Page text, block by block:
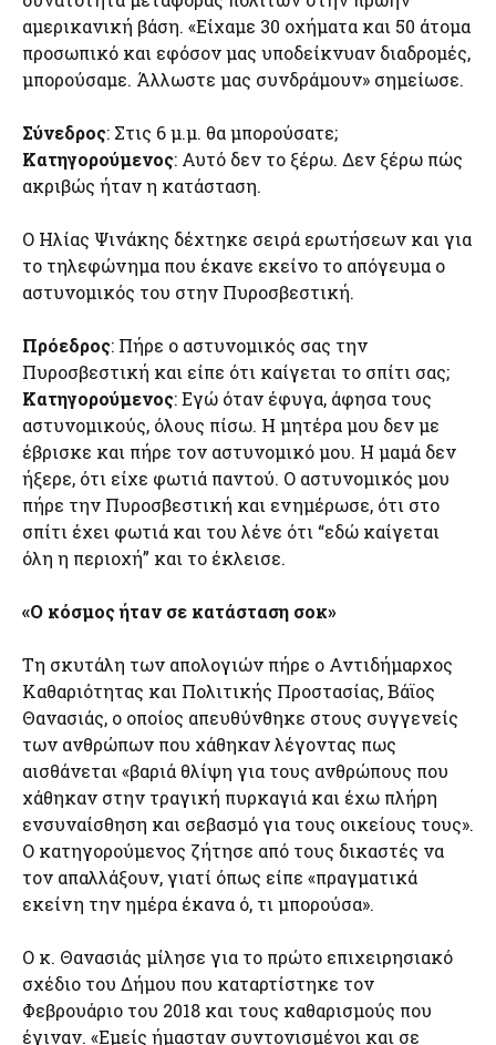
αμερικανική βάση. «Είχαμε 30 οχήματα και 50 άτομα
προσωπικό και εφόσον μας υποδείκνυαν διαδρομές,
μπορούσαμε. Άλλωστε μας συνδράμουν» σημείωσε.
Σύνεδρος: Στις 6 μ.μ. θα μπορούσατε;
Κατηγορούμενος: Αυτό δεν το ξέρω. Δεν ξέρω πώς
ακριβώς ήταν η κατάσταση.
Ο Ηλίας Ψινάκης δέχτηκε σειρά ερωτήσεων και για
το τηλεφώνημα που έκανε εκείνο το απόγευμα ο
αστυνομικός του στην Πυροσβεστική.
Πρόεδρος: Πήρε ο αστυνομικός σας την
Πυροσβεστική και είπε ότι καίγεται το σπίτι σας;
Κατηγορούμενος: Εγώ όταν έφυγα, άφησα τους
αστυνομικούς, όλους πίσω. Η μητέρα μου δεν με
έβρισκε και πήρε τον αστυνομικό μου. Η μαμά δεν
ήξερε, ότι είχε φωτιά παντού. Ο αστυνομικός μου
πήρε την Πυροσβεστική και ενημέρωσε, ότι στο
σπίτι έχει φωτιά και του λένε ότι “εδώ καίγεται
όλη η περιοχή” και το έκλεισε.
«Ο κόσμος ήταν σε κατάσταση σοκ»
Τη σκυτάλη των απολογιών πήρε ο Αντιδήμαρχος
Καθαριότητας και Πολιτικής Προστασίας, Βάϊος
Θανασιάς, ο οποίος απευθύνθηκε στους συγγενείς
των ανθρώπων που χάθηκαν λέγοντας πως
αισθάνεται «βαριά θλίψη για τους ανθρώπους που
χάθηκαν στην τραγική πυρκαγιά και έχω πλήρη
ενσυναίσθηση και σεβασμό για τους οικείους τους».
Ο κατηγορούμενος ζήτησε από τους δικαστές να
τον απαλλάξουν, γιατί όπως είπε «πραγματικά
εκείνη την ημέρα έκανα ό, τι μπορούσα».
Ο κ. Θανασιάς μίλησε για το πρώτο επιχειρησιακό
σχέδιο του Δήμου που καταρτίστηκε τον
Φεβρουάριο του 2018 και τους καθαρισμούς που
έγιναν. «Εμείς ήμασταν συντονισμένοι και σε